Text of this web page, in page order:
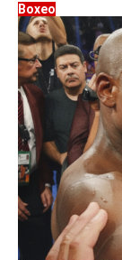
Boxeo